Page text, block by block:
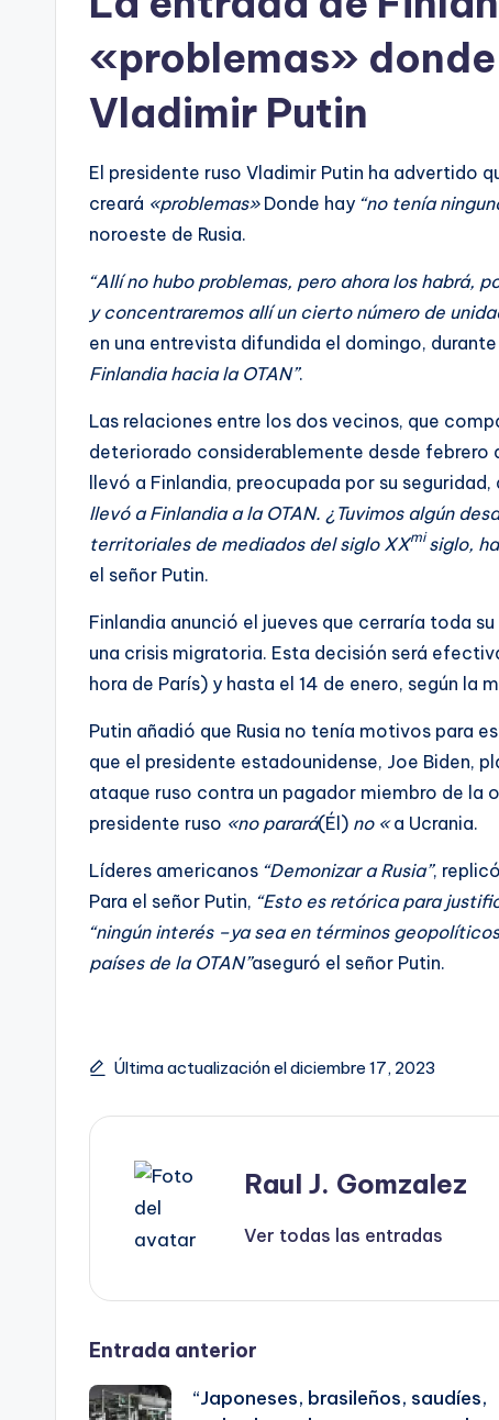
«problemas»
Vladimir Putin
El presidente ruso Vladimir Putin ha advertido
creará «problemas»Donde hay “no tenía
noroeste de Rusia.
“Allí no hubo problemas, pero ahora los habrá,
y concentraremos allí un cierto número de
en una entrevista difundida el domingo,
Finlandia hacia la OTAN”.
Las relaciones entre los dos vecinos, que
deteriorado considerablemente desde febrero
llevó a Finlandia, preocupada por su
llevó a Finlandia a la OTAN. ¿Tuvimos algún
territoriales de mediados del siglo XXmisiglo,
el señor Putin.
Finlandia anunció el jueves que cerraría toda
una crisis migratoria. Esta decisión será
hora de París) y hasta el 14 de enero, según la
Putin añadió que Rusia no tenía motivos para
que el presidente estadounidense, Joe Biden,
ataque ruso contra un pagador miembro de la
presidente ruso «no parará(Él) no «a Ucrania.
Líderes americanos “Demonizar a Rusia”,
Para el señor Putin, “Esto es retórica para
“ningún interés –ya sea en términos
países de la OTAN”aseguró el señor Putin.
Última actualización el diciembre 17, 2023
Raul J. Gomzalez
Ver todas las entradas
Navegación
Entrada anterior
“Japoneses, brasileños, saudíes,